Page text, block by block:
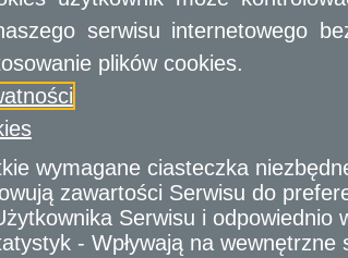
Za nieruchomości wykorzystywane
jako użytki rolne albo grunty leśne
użytki kopalne, nieużytki i drogi,
W przypadku, gdy podział jest
terenu – decyzję o warunkach
Jeżeli nieruchomość wpisana jest
Wstępny projekt podziału wykonany
Protokół z przyjęcia granic
serwisu internetowego
plików cookies.
wymagane ciasteczka
zawartości Serwisu do
Serwisu i odpowiednio
- Wpływają na